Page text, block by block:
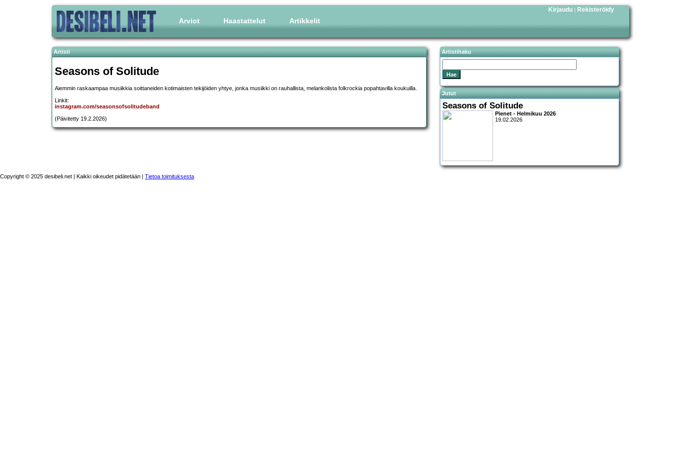
Arviot Haastattelut Artikkelit
Kirjaudu | Rekisteröidy
Artisti
Seasons of Solitude
Aiemmin raskaampaa musiikkia soittaneiden kotimaisten tekijöiden yhtye, jonka musiikki on rauhallista, melankolista folkrockia popahtavilla koukuilla.
Linkit:
instagram.com/seasonsofsolitudeband
(Päivitetty 19.2.2026)
Artistihaku
Jutut
Seasons of Solitude
Pienet - Helmikuu 2026
19.02.2026
Copyright © 2025 desibeli.net | Kaikki oikeudet pidätetään | Tietoa toimituksesta